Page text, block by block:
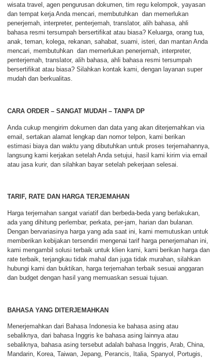
wisata travel, agen pengurusan dokumen, tim regu kelompok, yayasan
dan tempat kerja Anda mencari, membutuhkan dan memerlukan
penerjemah, interpreter, penterjemah, translator, alih bahasa, ahli
bahasa resmi tersumpah bersertifikat atau biasa? Keluarga, orang tua,
anak, teman, kolega, rekanan, sahabat, suami, isteri, dan mantan Anda
mencari, membutuhkan dan memerlukan penerjemah, interpreter,
penterjemah, translator, alih bahasa, ahli bahasa resmi tersumpah
bersertifikat atau biasa? Silahkan kontak kami, dengan layanan super
mudah dan berkualitas.
CARA ORDER – SANGAT MUDAH – TANPA DP
Anda cukup mengirim dokumen dan data yang akan diterjemahkan via
email, sertakan alamat lengkap dan nomor telpon, kami berikan
estimasi biaya dan waktu yang dibutuhkan untuk proses terjemahannya,
langsung kami kerjakan setelah Anda setujui, hasil kami kirim via email
atau jasa kurir, dan silahkan bayar setelah pekerjaan selesai.
TARIF, RATE DAN HARGA TERJEMAHAN
Harga terjemahan sangat variatif dan berbeda-beda yang berlakukan,
ada yang dihitung perlembar, perkata, per-jam, harian dan bulanan.
Dengan bervariasinya harga yang ada saat ini, kami memutuskan untuk
memberikan kebijakan tersendiri mengenai tarif harga penerjemahan ini,
kami mengambil solusi terbaik untuk klien kami, kami berikan harga dan
rate terbaik, terjangkau tidak mahal dan juga tidak murahan, silahkan
hubungi kami dan buktikan, harga terjemahan terbaik sesuai anggaran
dan budget dengan hasil yang memuaskan sesuai tujuan.
BAHASA YANG DITERJEMAHKAN
Menerjemahkan dari Bahasa Indonesia ke bahasa asing atau
sebaliknya, dari bahasa Inggris ke bahasa asing lainnya atau
sebaliknya, bahasa asing tersebut adalah bahasa Inggris, Arab, China,
Mandarin, Korea, Taiwan, Jepang, Perancis, Italia, Spanyol, Portugis,